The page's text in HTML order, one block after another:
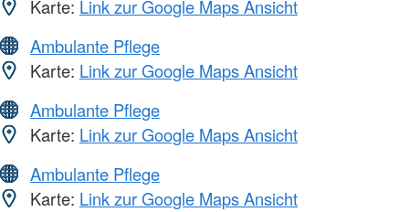
Karte: Link zur Google Maps Ansicht
Ambulante Pflege
Karte: Link zur Google Maps Ansicht
Ambulante Pflege
Karte: Link zur Google Maps Ansicht
Ambulante Pflege
Karte: Link zur Google Maps Ansicht